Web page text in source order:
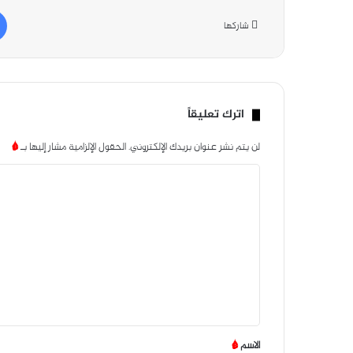
شاركها
اترك تعليقاً
لن يتم نشر عنوان بريدك الإلكتروني.الحقول الإلزامية مشار إليها بـ*
*
الاسم*